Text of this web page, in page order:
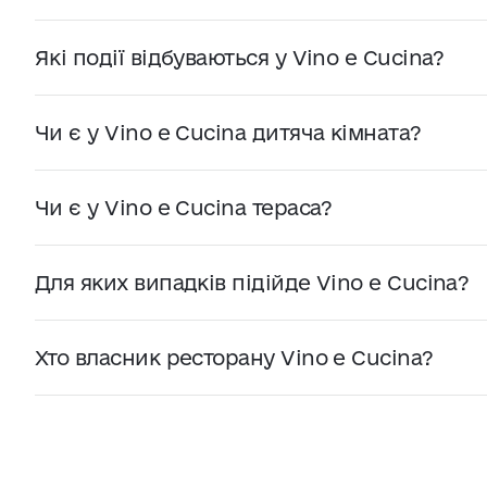
Які події відбуваються у Vino e Cucina?
Чи є у Vino e Cucina дитяча кімната?
Чи є у Vino e Cucina тераса?
Для яких випадків підійде Vino e Cucina?
Хто власник ресторану Vino e Cucina?